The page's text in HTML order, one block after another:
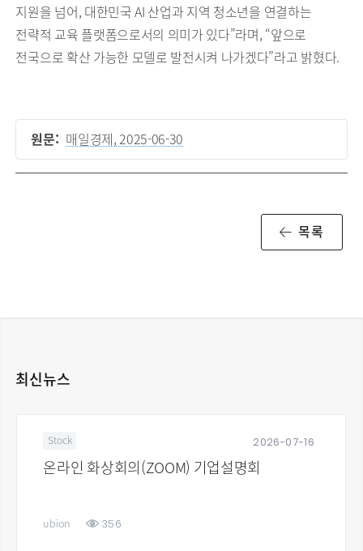
지원을 넘어, 대한민국 AI 산업과 지역 청소년을 연결하는
전략적 교육 플랫폼으로서의 의미가 있다”라며, “앞으로
전국으로 확산 가능한 모델로 발전시켜 나가겠다”라고 밝혔다.
원문: 매일경제, 2025-06-30
목록
최신뉴스
2026-07-16
Stock
온라인 화상회의(ZOOM) 기업설명회
ubion 356